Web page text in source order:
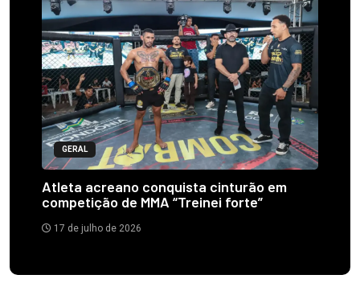
GERAL
Atleta acreano conquista cinturão em
competição de MMA “Treinei forte”
17 de julho de 2026